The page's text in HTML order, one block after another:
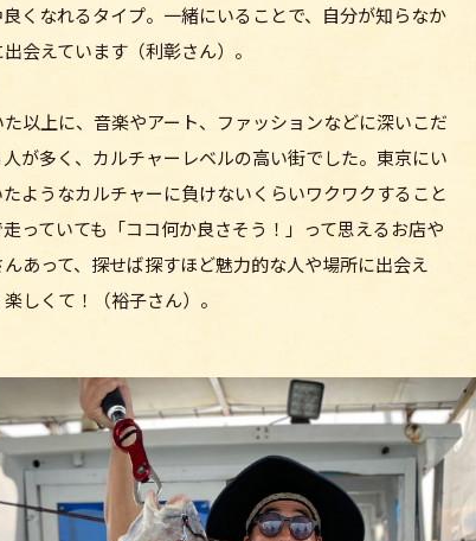
くなれるタイプ。一緒にいることで、自分が知らなか
会えています（利彰さん）。
以上に、音楽やアート、ファッションなどに深いこだ
が多く、カルチャーレベルの高い街でした。東京にい
ようなカルチャーに負けないくらいワクワクすること
っていても「ココ何か良さそう！」って思えるお店や
あって、探せば探すほど魅力的な人や場所に出会え
しくて！（裕子さん）。